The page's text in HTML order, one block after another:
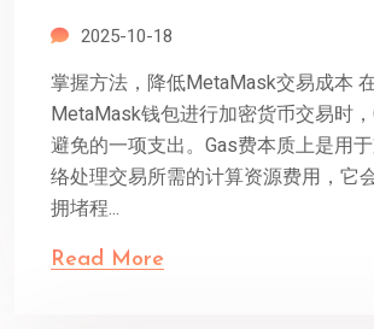
2025-10-18
掌握方法，降低MetaMask交易成本
MetaMask钱包进行加密货币交易时
避免的一项支出。Gas费本质上是用
络处理交易所需的计算资源费用，它
拥堵程...
Read More